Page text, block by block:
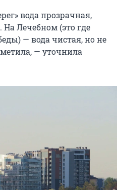
вода прозрачная,
На Лечебном (это где
— вода чистая, но не
— уточнила